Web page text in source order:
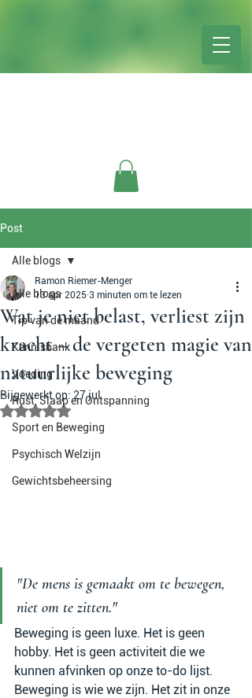
Post
Alle blogs
Tip van de maand
Kennisbank
Voeding
Rust, Slaap en Ontspanning
Sport en Beweging
Psychisch Welzijn
Gewichtsbeheersing
Alle blogs
Wat je niet belast, verliest zijn
kracht – de vergeten magie van
natuurlijke beweging
Ramon Riemer-Menger
13 apr 2025 3 minuten om te lezen
Bijgewerkt op: 27 jul
Beoordeeld met NaN uit 5 sterren.
"De mens is gemaakt om te bewegen,
niet om te zitten."
Beweging is geen luxe. Het is geen
hobby. Het is geen activiteit die we
kunnen afvinken op onze to-do lijst.
Beweging is wie we zijn. Het zit in onze